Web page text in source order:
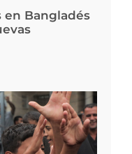
en Bangladés